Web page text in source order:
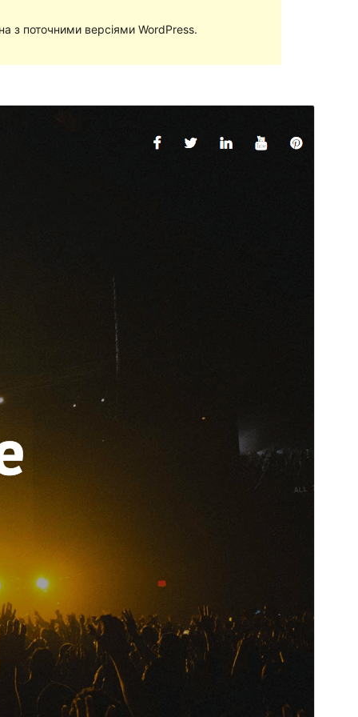
з поточними версіями WordPress.
1.0.0